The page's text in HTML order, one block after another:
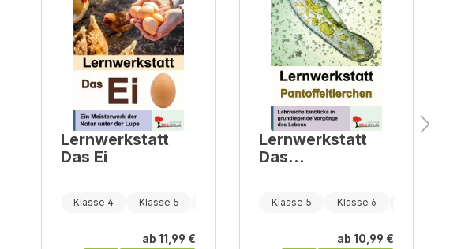
Lernwerkstatt
Das Ei
Klasse 4 Klasse 5
ab 11,99 €
Lernwerkstatt
Das
Klasse 5 Klasse 6
ab 10,99 €